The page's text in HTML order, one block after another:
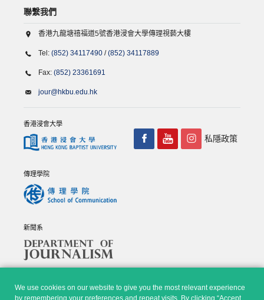
We use cookies on our website to give you the most relevant experience
by remembering your preferences and repeat visits. By clicking “Accept
聯繫我們
香港九龍塘禧福道5號香港浸會大學傳理視藝大樓
Tel: (852) 34117490 /(852) 34117889
Fax: (852) 23361691
jour@hkbu.edu.hk
香港浸會大學
傳理學院
新聞系
私隱政策